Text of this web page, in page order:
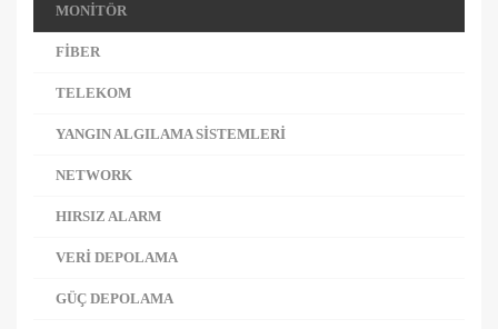
MONİTÖR
FİBER
TELEKOM
YANGIN ALGILAMA SİSTEMLERİ
NETWORK
HIRSIZ ALARM
VERİ DEPOLAMA
GÜÇ DEPOLAMA